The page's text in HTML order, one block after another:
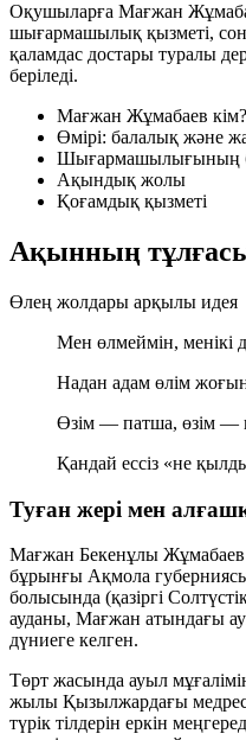
Оқушыларға Мағжан
шығармашылық қызметі,
қаламдас достары туралы
беріледі.
Мағжан Жұмабаев
Өмірі: балалық және
Шығармашылығының
Ақындық жолы
Қоғамдық қызметі
Ақынның
Өлең жолдары арқылы идея
Мен өлмеймін, менікі
Надан адам өлім
Өзім — патша, өзім —
Қандай ессіз «не
Туған жері мен
Мағжан Бекенұлы
бұрынғы Ақмола
болысында (қазіргі
ауданы, Мағжан атындағы
дүниеге келген.
Төрт жасында ауыл
жылы Қызылжардағы
түрік тілдерін еркін